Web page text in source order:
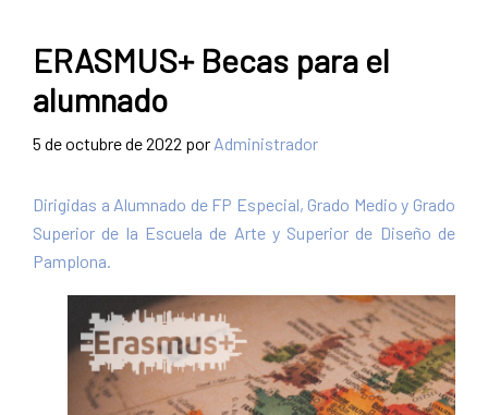
de
Diseño
de
Pamplona
Escuela
Arte
y
ERASMUS+ Becas para el
alumnado
5 de octubre de 2022 por Administrador
Dirigidas a Alumnado de FP Especial, Grado Medio y Grado
Superior de la Escuela de Arte y Superior de Diseño de
Pamplona.